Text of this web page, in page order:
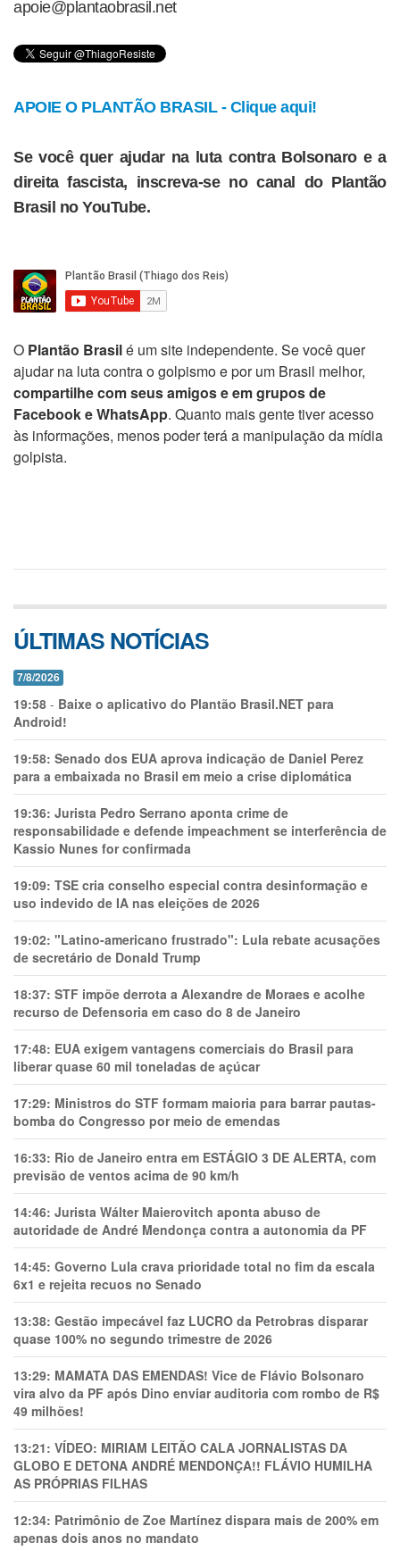
apoie@plantaobrasil.net
APOIE O PLANTÃO BRASIL - Clique aqui!
Se você quer ajudar na luta contra Bolsonaro e a
direita fascista, inscreva-se no canal do Plantão
Brasil no YouTube.
O Plantão Brasilé um site independente. Se você quer
ajudar na luta contra o golpismo e por um Brasil melhor,
compartilhe com seus amigos e em grupos de
Facebook e WhatsApp. Quanto mais gente tiver acesso
às informações, menos poder terá a manipulação da mídia
golpista.
ÚLTIMAS NOTÍCIAS
7/8/2026
19:58 - Baixe o aplicativo do Plantão Brasil.NET para
Android!
19:58: Senado dos EUA aprova indicação de Daniel Perez
para a embaixada no Brasil em meio a crise diplomática
19:36: Jurista Pedro Serrano aponta crime de
responsabilidade e defende impeachment se interferência de
Kassio Nunes for confirmada
19:09: TSE cria conselho especial contra desinformação e
uso indevido de IA nas eleições de 2026
19:02: "Latino-americano frustrado": Lula rebate acusações
de secretário de Donald Trump
18:37: STF impõe derrota a Alexandre de Moraes e acolhe
recurso de Defensoria em caso do 8 de Janeiro
17:48: EUA exigem vantagens comerciais do Brasil para
liberar quase 60 mil toneladas de açúcar
17:29: Ministros do STF formam maioria para barrar pautas-
bomba do Congresso por meio de emendas
16:33: Rio de Janeiro entra em ESTÁGIO 3 DE ALERTA, com
previsão de ventos acima de 90 km/h
14:46: Jurista Wálter Maierovitch aponta abuso de
autoridade de André Mendonça contra a autonomia da PF
14:45: Governo Lula crava prioridade total no fim da escala
6x1 e rejeita recuos no Senado
13:38: Gestão impecável faz LUCRO da Petrobras disparar
quase 100% no segundo trimestre de 2026
13:29: MAMATA DAS EMENDAS! Vice de Flávio Bolsonaro
vira alvo da PF após Dino enviar auditoria com rombo de R$
49 milhões!
13:21: VÍDEO: MIRIAM LEITÃO CALA JORNALISTAS DA
GLOBO E DETONA ANDRÉ MENDONÇA!! FLÁVIO HUMILHA
AS PRÓPRIAS FILHAS
12:34: Patrimônio de Zoe Martínez dispara mais de 200% em
apenas dois anos no mandato